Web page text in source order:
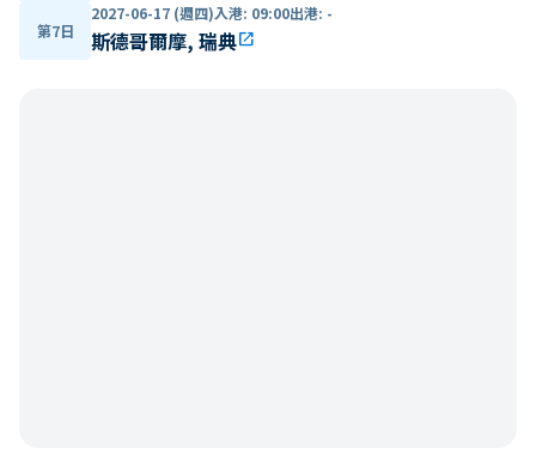
第7日
2027-06-17 (週四)入港: 09:00出港: -
斯德哥爾摩, 瑞典open_in_new